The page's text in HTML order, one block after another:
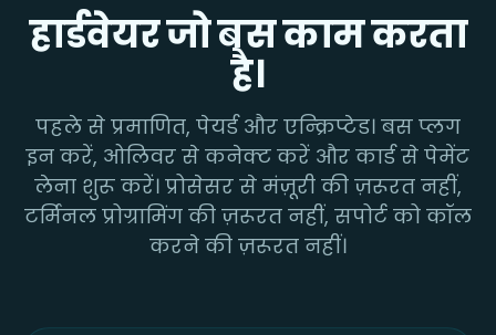
हार्डवेयर जो बस काम करता
है।
पहले से प्रमाणित, पेयर्ड और एन्क्रिप्टेड। बस प्लग
इन करें, ओलिवर से कनेक्ट करें और कार्ड से पेमेंट
लेना शुरू करें। प्रोसेसर से मंज़ूरी की ज़रूरत नहीं,
टर्मिनल प्रोग्रामिंग की ज़रूरत नहीं, सपोर्ट को कॉल
करने की ज़रूरत नहीं।